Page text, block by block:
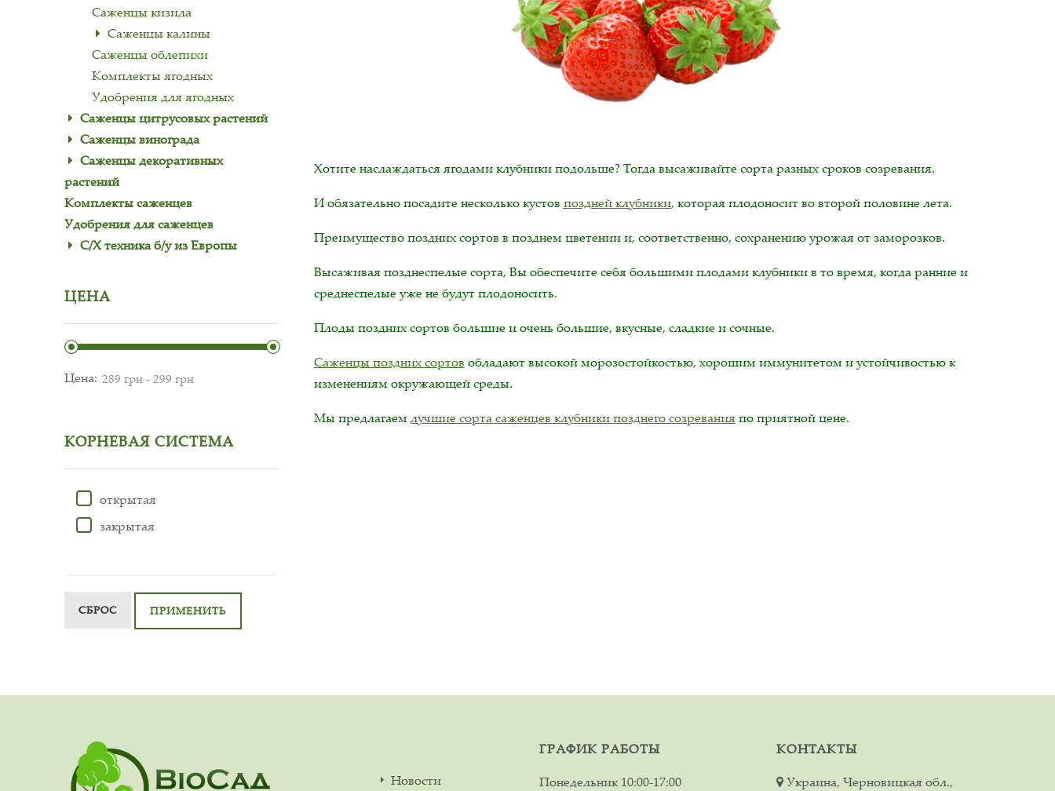
Саженцы кизила
Саженцы калины
Саженцы облепихи
Комплекты ягодных
Удобрения для ягодных
Саженцы цитрусовых растений
Саженцы винограда
Саженцы декоративных
растений
Комплекты саженцев
Удобрения для саженцев
С/Х техника б/у из Европы
ЦЕНА
Цена:
КОРНЕВАЯ СИСТЕМА
открытая
закрытая
СБРОС ПРИМЕНИТЬ
Хотите наслаждаться ягодами клубники подольше? Тогда высаживайте сорта разных сроков созревания.
И обязательно посадите несколько кустов поздней клубники, которая плодоносит во второй половине лета.
Преимущество поздних сортов в позднем цветении и, соответственно, сохранению урожая от заморозков.
Высаживая позднеспелые сорта, Вы обеспечите себя большими плодами клубники в то время, когда ранние и
среднеспелые уже не будут плодоносить.
Плоды поздних сортов большие и очень большие, вкусные, сладкие и сочные.
Саженцы поздних сортов обладают высокой морозостойкостью, хорошим иммунитетом и устойчивостью к
изменениям окружающей среды.
Мы предлагаем лучшие сорта саженцев клубники позднего созревания по приятной цене.
Новости
ГРАФИК РАБОТЫ
Понедельник 10:00-17:00
КОНТАКТЫ
Украина, Черновицкая обл.,